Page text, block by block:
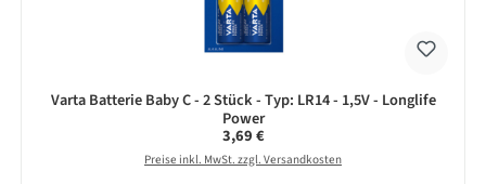
Varta Batterie Baby C - 2 Stück - Typ: LR14 - 1,5V - Longlife
Power
Regulärer Preis:
3,69 €
Preise inkl. MwSt. zzgl. Versandkosten